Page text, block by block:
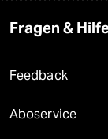
Fragen &
Feedback
Aboservice